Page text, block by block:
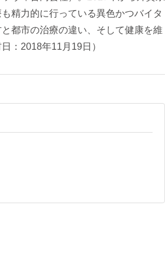
精力的に行っている異色かつバイタ
都市の治療の違い、そして健康を維
：2018年11月19日）